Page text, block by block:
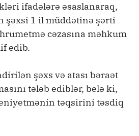
ifadələrə əsaslanaraq,
şəxsi 1 il müddətinə şərti
cəzasına məhkum
edib.
şəxs və atası bəraət
tələb ediblər, belə ki,
təqsirini təsdiq